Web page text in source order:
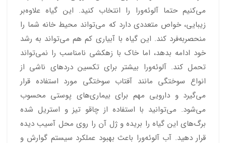
می‌کنیم حتما آلوئه‌ورا را انتخاب کنید. این گیاه علاوه‌بر
زیبایی، خواص متعددی دارد که می‌تواند محیط خانه شما را
منحصربه‌فرد کند. این گیاه با آبیاری کم هم می‌تواند به رشد
خود ادامه بدهد، اما خاک با زهکشی نامناسب را نمی‌تواند
تحمل کند. آلوئه‌ورا بیشتر برای تکسین دردهای ناشی از
انواع سوختگی مانند آفتاب سوختگی مورد استفاده قرار
می‌گیرد و دارویی مهم برای بیماری‌های پوستی محسوب
می‌شود. می‌توانید با استفاده از چاقو تیز و استریل شده
برگ‌های این گیاه را بریده و ژل آن را روی محل آسیب دیده
قرار دهید. آب آلوئه‌ورا باعث بهبود عملکرد سیستم گوارش و